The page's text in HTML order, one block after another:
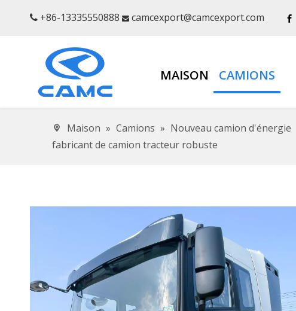
 +86-13335550888  camcexport@camcexport.com
MAISON CAMIONS
Maison » Camions » Nouveau camion d'énergie
fabricant de camion tracteur robuste